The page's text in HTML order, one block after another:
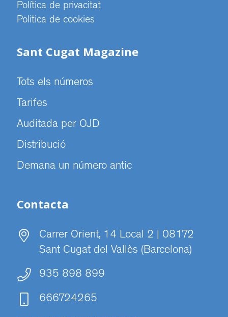
Política de privacitat
Politica de cookies
Sant Cugat Magazine
Tots els números
Tarifes
Auditada per OJD
Distribució
Demana un número antic
Contacta
Carrer Orient, 14 Local 2 | 08172
Sant Cugat del Vallès (Barcelona)
935 898 899
666724265